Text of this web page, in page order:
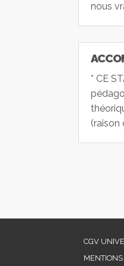
nous
* CE
(raison
CGV